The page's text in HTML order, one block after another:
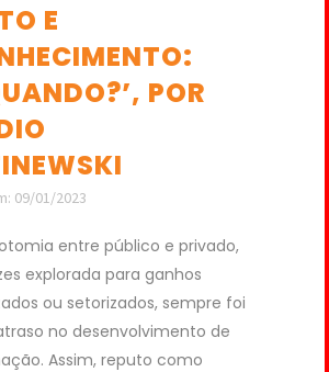
E
POR
09/01/2023
entre público e privado,
explorada para ganhos
ou setorizados, sempre foi
no desenvolvimento de
Assim, reputo como